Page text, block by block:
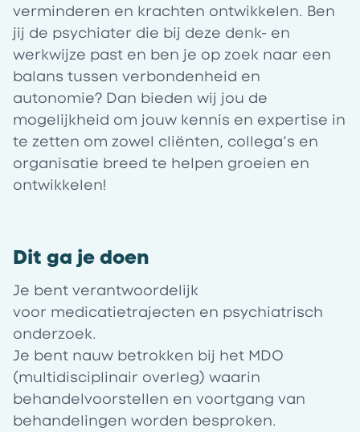
verminderen en krachten ontwikkelen. Ben
jij de psychiater die bij deze denk- en
werkwijze past en ben je op zoek naar een
balans tussen verbondenheid en
autonomie? Dan bieden wij jou de
mogelijkheid om jouw kennis en expertise in
te zetten om zowel cliënten, collega’s en
organisatie breed te helpen groeien en
ontwikkelen!
Dit ga je doen
Je bent verantwoordelijk
voor medicatietrajecten en psychiatrisch
onderzoek.
Je bent nauw betrokken bij het MDO
(multidisciplinair overleg) waarin
behandelvoorstellen en voortgang van
behandelingen worden besproken.